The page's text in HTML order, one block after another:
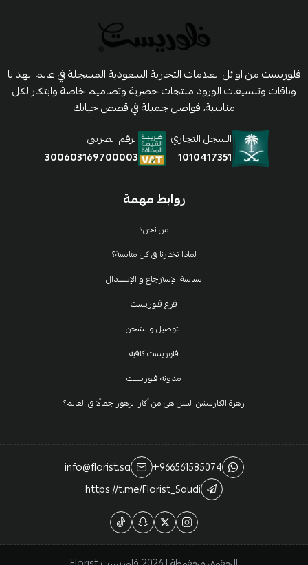
روابط مهمة
من نحن؟
لماذا تختارنا في كل مناسبة؟
سياسة الإسترجاع و الإستبدال
فرع فلوريست
التوصيل والشحن
فلوريست كافية
مدونة فلوريست
زهرة الكارنيشن: ليش هي من أكثر الزهور جمالًا في العالم؟
فلوريست من اوائل العلامات التجارية السعودية المسجلة في عالم الهدايا
وباقات وتنسيقات الورود منتجات حصرية وتصاميم خاصة وابتكار لكل
مناسبة، فواصل جميلة في قصص حياتك
السجل التجاري
1010417351
الرقم الضريبي
300603169700003
+966561585074
info@florist.sa
https://t.me/Florist_Saudi